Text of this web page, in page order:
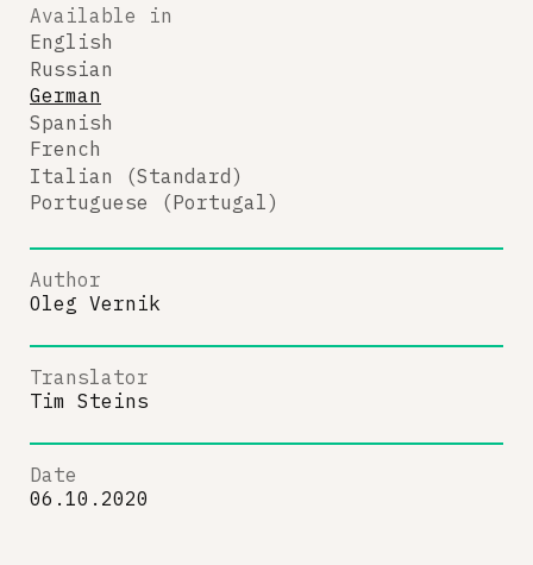
Available in
English
Russian
German
Spanish
French
Italian (Standard)
Portuguese (Portugal)
Author
Oleg Vernik
Translator
Tim Steins
Date
06.10.2020